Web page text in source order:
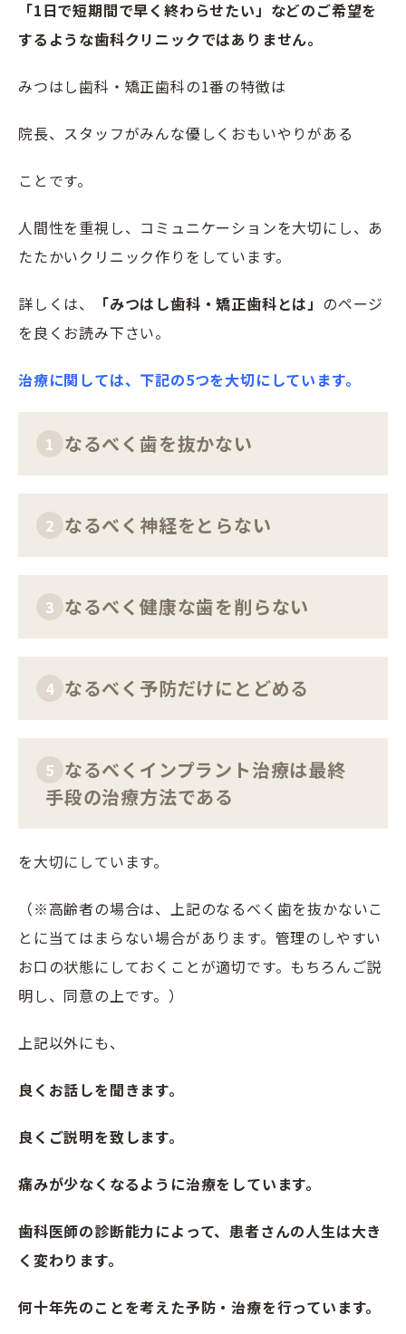
「1日で短期間で早く終わらせたい」などのご希望を
するような歯科クリニックではありません。
みつはし歯科・矯正歯科の1番の特徴は
院長、スタッフがみんな優しくおもいやりがある
ことです。
人間性を重視し、コミュニケーションを大切にし、あ
たたかいクリニック作りをしています。
詳しくは、 「みつはし歯科・矯正歯科とは」 のページ
を良くお読み下さい。
治療に関しては、下記の5つを大切にしています。
1
なるべく歯を抜かない
2
なるべく神経をとらない
3
なるべく健康な歯を削らない
4
なるべく予防だけにとどめる
5
なるべくインプラント治療は最終
手段の治療方法である
を大切にしています。
（※高齢者の場合は、上記のなるべく歯を抜かないこ
とに当てはまらない場合があります。管理のしやすい
お口の状態にしておくことが適切です。もちろんご説
明し、同意の上です。）
上記以外にも、
良くお話しを聞きます。
良くご説明を致します。
痛みが少なくなるように治療をしています。
歯科医師の診断能力によって、患者さんの人生は大き
く変わります。
何十年先のことを考えた予防・治療を行っています。